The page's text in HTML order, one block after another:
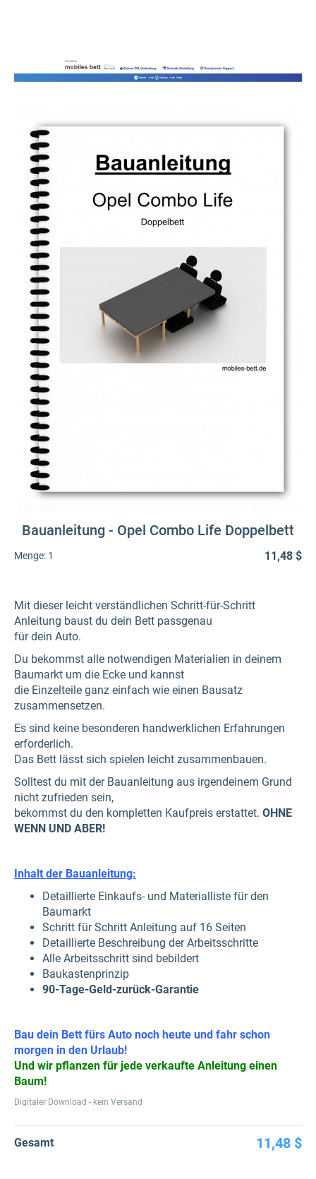
Bauanleitung - Opel Combo Life Doppelbett
Menge: 1 11,48 $
Mit dieser leicht verständlichen Schritt-für-Schritt
Anleitung baust du dein Bett passgenau
für dein Auto.
Du bekommst alle notwendigen Materialien in deinem
Baumarkt um die Ecke und kannst
die Einzelteile ganz einfach wie einen Bausatz
zusammensetzen.
Es sind keine besonderen handwerklichen Erfahrungen
erforderlich.
Das Bett lässt sich spielen leicht zusammenbauen.
Solltest du mit der Bauanleitung aus irgendeinem Grund
nicht zufrieden sein,
bekommst du den kompletten Kaufpreis erstattet. OHNE
WENN UND ABER!
Inhalt der Bauanleitung:
Detaillierte Einkaufs- und Materialliste für den
Baumarkt
Schritt für Schritt Anleitung auf 16 Seiten
Detaillierte Beschreibung der Arbeitsschritte
Alle Arbeitsschritt sind bebildert
Baukastenprinzip
90-Tage-Geld-zurück-Garantie
Bau dein Bett fürs Auto noch heute und fahr schon
morgen in den Urlaub!
Und wir pflanzen für jede verkaufte Anleitung einen
Baum!
Digitaler Download - kein Versand
Gesamt 11,48 $